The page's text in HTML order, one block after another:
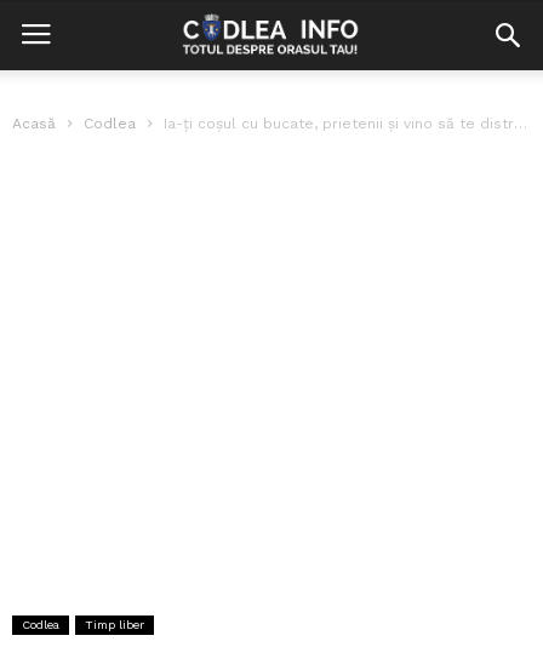
Acasă Codlea Ia-ți coșul cu bucate, prietenii și vino să te distrezi la Balul...
Codlea Timp liber